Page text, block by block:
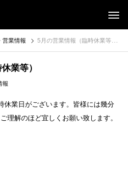
営業情報 5月の営業情報（臨時休業等）
業等）
報
休業日がございます。皆様には幾分
理解のほど宜しくお願い致します。